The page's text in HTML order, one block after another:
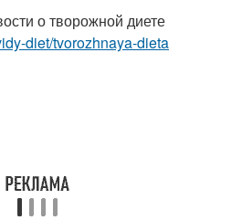
о творожной диете
diet/tvorozhnaya-dieta